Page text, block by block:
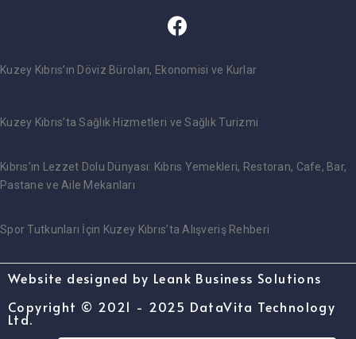
Kuzey Kıbrıs’ın Döviz Büroları, Ekonomisi ve Kurlar
Kuzey Kıbrıs’ta Sağlık Hizmetleri ve Sağlık Turizmi
Kıbrıs’ın Lezzet Dolu Dünyası: Kıbrıs Yemekleri, Restoran, Cafe, Bar,
Pastane ve Aile Mekanları
Spor Tutkunları İçin Kuzey Kıbrıs’ta Alışveriş Rehberi
Website designed by Leank Business Solutions
Copyright © 2021 - 2025 DataVita Technology
Ltd.